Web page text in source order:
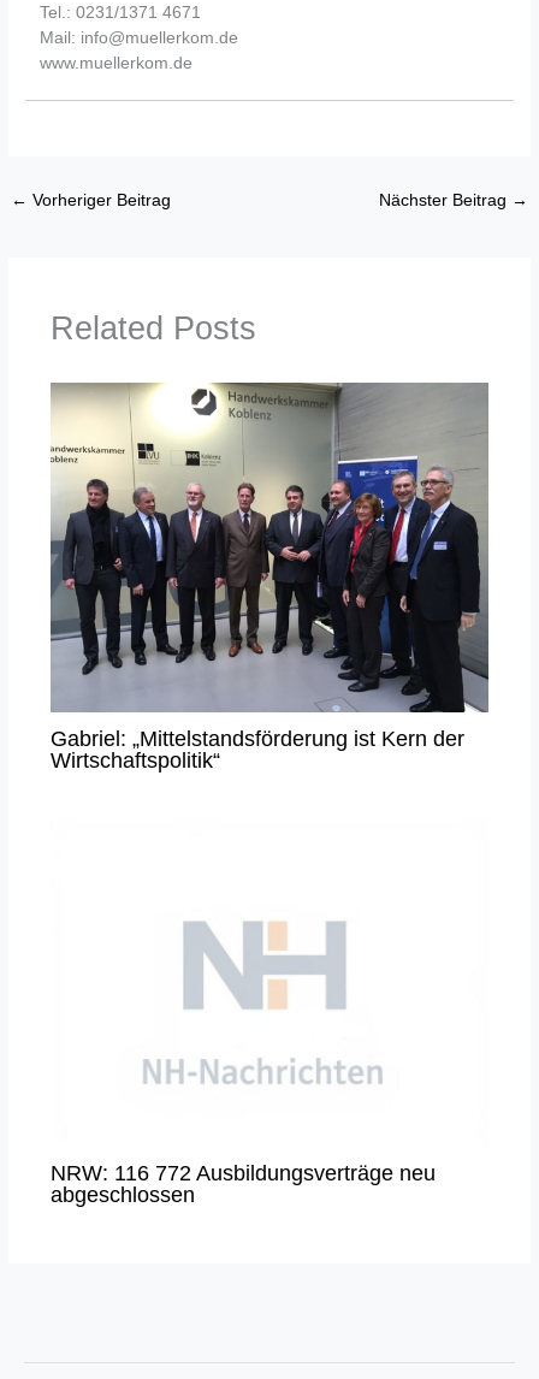
Tel.: 0231/1371 4671
Mail: info@muellerkom.de
www.muellerkom.de
← Vorheriger Beitrag Nächster Beitrag →
Related Posts
Gabriel: „Mittelstandsförderung ist Kern der
Wirtschaftspolitik“
NRW: 116 772 Ausbildungsverträge neu
abgeschlossen